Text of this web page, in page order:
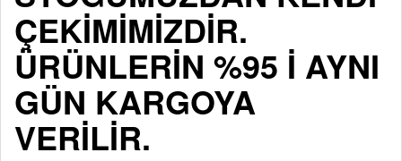
ÇEKİMİMİZDİR.
ÜRÜNLERİN %95 İ AYNI
GÜN KARGOYA
VERİLİR.